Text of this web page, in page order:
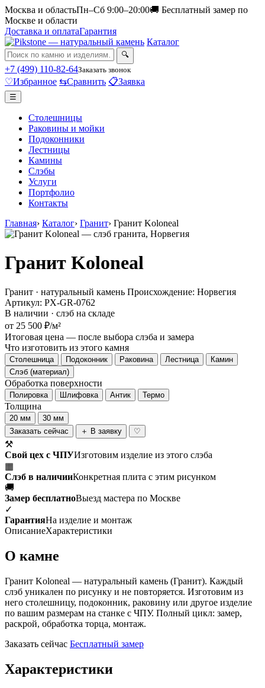
Москва и областьПн–Сб 9:00–20:00🚚 Бесплатный замер по
Москве и области
Доставка и оплатаГарантия
Каталог
🔍
+7 (499) 110-82-64Заказать звонок
♡Избранное ⇆Сравнить 📋Заявка
☰
Столешницы
Раковины и мойки
Подоконники
Лестницы
Камины
Слэбы
Услуги
Портфолио
Контакты
Главная› Каталог› Гранит› Гранит Koloneal
Гранит Koloneal
Гранит · натуральный камень Происхождение: Норвегия
Артикул: PX-GR-0762
В наличии · слэб на складе
от 25 500 ₽/м²
Итоговая цена — после выбора слэба и замера
Что изготовить из этого камня
Столешница Подоконник Раковина Лестница
Камин
Слэб (материал)
Обработка поверхности
Полировка Шлифовка Антик Термо
Толщина
20 мм
30 мм
Заказать сейчас
＋ В заявку ♡
⚒
Свой цех с ЧПУИзготовим изделие из этого слэба
▦
Слэб в наличииКонкретная плита с этим рисунком
🚚
Замер бесплатноВыезд мастера по Москве
✓
ГарантияНа изделие и монтаж
ОписаниеХарактеристики
О камне
Гранит Koloneal — натуральный камень (Гранит). Каждый
слэб уникален по рисунку и не повторяется. Изготовим из
него столешницу, подоконник, раковину или другое изделие
по вашим размерам на станке с ЧПУ. Полный цикл: замер,
раскрой, обработка торца, монтаж.
Заказать сейчас Бесплатный замер
Характеристики